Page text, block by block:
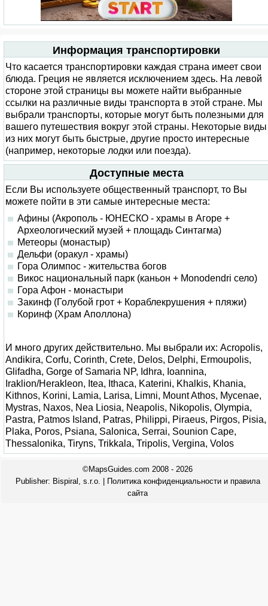
Информация транспортировки
Что касается транспортировки каждая страна имеет свои
блюда. Греция не является исключением здесь. На левой
стороне этой страницы вы можете найти выбранные
ссылки на различные виды транспорта в этой стране. Мы
выбрали транспорты, которые могут быть полезными для
вашего путешествия вокруг этой страны. Некоторые виды
из них могут быть быстрые, другие просто интересные
(например, некоторые лодки или поезда).
Доступные места
Если Вы используете общественный транспорт, то Вы
можете пойти в эти самые интересные места:
Афины (Акрополь - ЮНЕСКО - храмы в Агоре +
Археологический музей + площадь Синтагма)
Метеоры (монастыр)
Дельфи (оракул - храмы)
Гора Олимпос - жительства богов
Викос национальный парк (каньон + Monodendri село)
Гора Афон - монастыри
Закинф (Голубой грот + Кораблекрушения + пляжи)
Коринф (Храм Аполлона)
И много других действительно. Мы выбрали их: Acropolis,
Andikira, Corfu, Corinth, Crete, Delos, Delphi, Ermoupolis,
Glifadha, Gorge of Samaria NP, Idhra, Ioannina,
Iraklion/Herakleon, Itea, Ithaca, Katerini, Khalkis, Khania,
Kithnos, Korini, Lamia, Larisa, Limni, Mount Athos, Mycenae,
Mystras, Naxos, Nea Liosia, Neapolis, Nikopolis, Olympia,
Pastra, Patmos Island, Patras, Philippi, Piraeus, Pirgos, Pisia,
Plaka, Poros, Psiana, Salonica, Serrai, Sounion Cape,
Thessalonika, Tiryns, Trikkala, Tripolis, Vergina, Volos
©MapsGuides.com 2008 - 2026
Publisher: Bispiral, s.r.o.
Политика конфиденциальности и правила
сайта